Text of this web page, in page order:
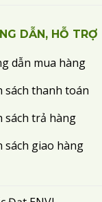
DẪN, HỖ TRỢ
dẫn mua hàng
sách thanh toán
sách trả hàng
sách giao hàng